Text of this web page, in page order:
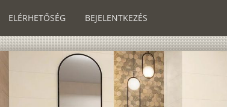
ELÉRHETŐSÉG BEJELENTKEZÉS